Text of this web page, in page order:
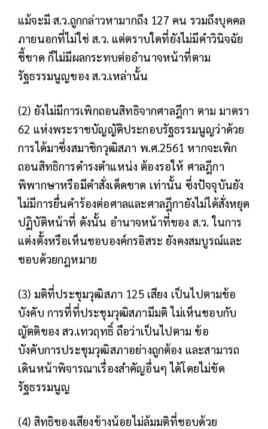
แม้จะมี ส.ว.ถูกกล่าวหามากถึง 127 คน รวมถึงบุคคล
ภายนอกที่ไม่ใช่ ส.ว. แต่ตราบใดที่ยังไม่มีคำวินิจฉัย
ชี้ขาด ก็ไม่มีผลกระทบต่ออำนาจหน้าที่ตาม
รัฐธรรมนูญของ ส.ว.เหล่านั้น
(2) ยังไม่มีการเพิกถอนสิทธิจากศาลฎีกา ตาม มาตรา
62 แห่งพระราชบัญญัติประกอบรัฐธรรมนูญว่าด้วย
การได้มาซึ่งสมาชิกวุฒิสภา พ.ศ.2561 หากจะเพิก
ถอนสิทธิการดำรงตำแหน่ง ต้องรอให้ ศาลฎีกา
พิพากษาหรือมีคำสั่งเด็ดขาด เท่านั้น ซึ่งปัจจุบันยัง
ไม่มีการยื่นคำร้องต่อศาลและศาลฎีกายังไม่ได้สั่งหยุด
ปฏิบัติหน้าที่ ดังนั้น อำนาจหน้าที่ของ ส.ว. ในการ
แต่งตั้งหรือเห็นชอบองค์กรอิสระ ยังคงสมบูรณ์และ
ชอบด้วยกฎหมาย
(3) มติที่ประชุมวุฒิสภา 125 เสียง เป็นไปตามข้อ
บังคับ การที่ที่ประชุมวุฒิสภามีมติ ไม่เห็นชอบกับ
ญัตติของ สว.เทวฤทธิ์ ถือว่าเป็นไปตาม ข้อ
บังคับการประชุมวุฒิสภาอย่างถูกต้อง และสามารถ
เดินหน้าพิจารณาเรื่องสำคัญอื่นๆ ได้โดยไม่ขัด
รัฐธรรมนูญ
(4) สิทธิของเสียงข้างน้อยไม่ล้มมติที่ชอบด้วย